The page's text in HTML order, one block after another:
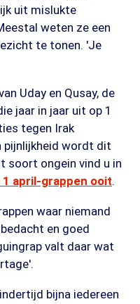
uit mislukte
weten ze een
te tonen. 'Je
Uday en Qusay, de
jaar in jaar uit op 1
tegen Irak
pijnlijkheid wordt dit
soort ongein vind u in
april-grappen ooit.
waar niemand
en goed
valt daar wat
bijna iedereen